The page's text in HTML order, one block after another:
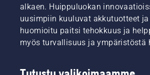
alkaen. Huippuluokan
uusimpiin kuuluvat akkutuotteet
huomioitu paitsi tehokkuus ja
myös turvallisuus ja ympäristöstä